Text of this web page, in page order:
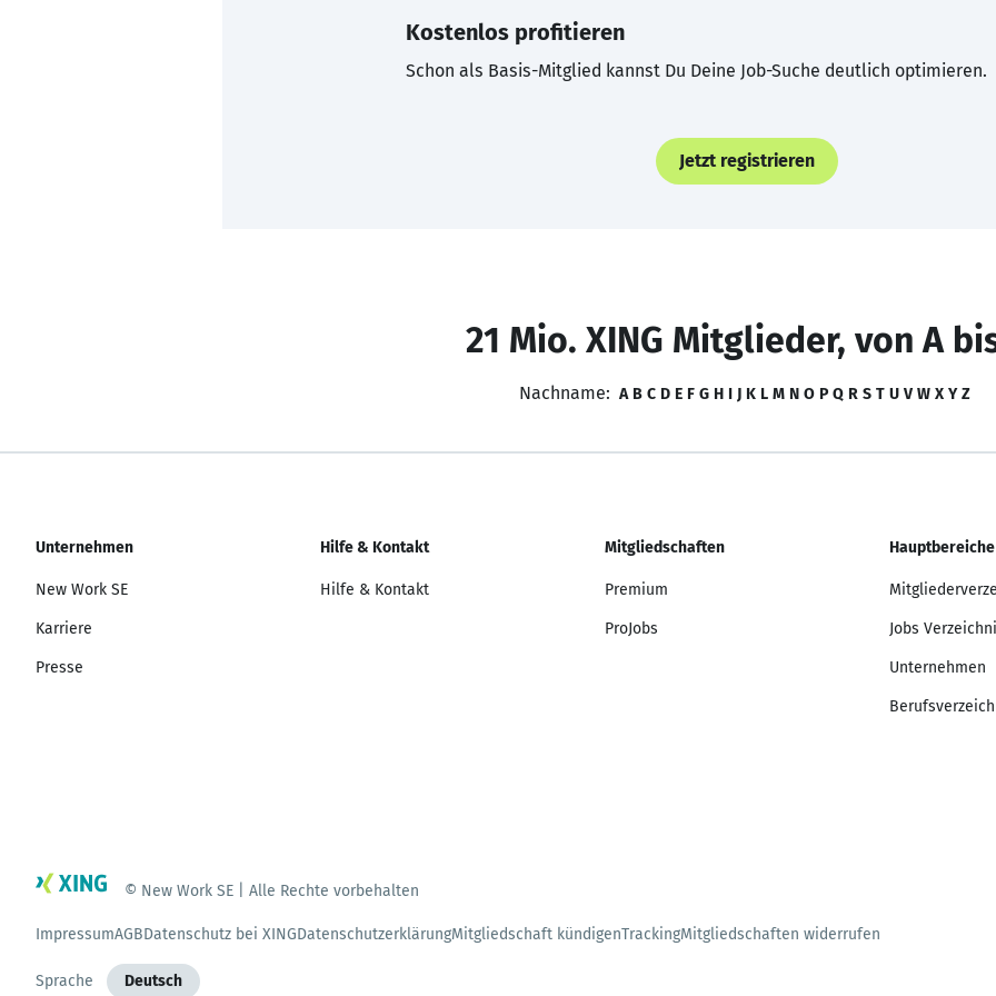
Kostenlos profitieren
Schon als Basis-Mitglied kannst Du Deine Job-Suche deutlich optimieren.
Jetzt registrieren
21 Mio. XING Mitglieder, von A
Nachname: A B C D E F G H I J K L M N O P Q R S T U V W X Y Z
Unternehmen
New Work SE
Karriere
Presse
Hilfe & Kontakt
Hilfe & Kontakt
Mitgliedschaften
Premium
ProJobs
Hauptbereiche
Jobs
Unternehmen
© New Work SE | Alle Rechte vorbehalten
ImpressumAGBDatenschutz bei XINGDatenschutzerklärungMitgliedschaft kündigenTrackingMitgliedschaften widerrufen
Sprache Deutsch